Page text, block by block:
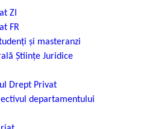
ZI
FR
și masteranzi
Științe Juridice
Drept Privat
departamentului